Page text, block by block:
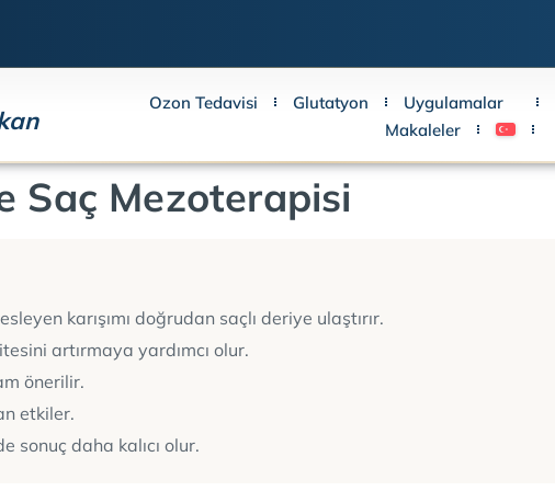
Ozon Tedavisi Glutatyon Uygulamalar
Makaleler
Saç Mezoterapisi
karışımı doğrudan saçlı deriye ulaştırır.
artırmaya yardımcı olur.
önerilir.
etkiler.
sonuç daha kalıcı olur.